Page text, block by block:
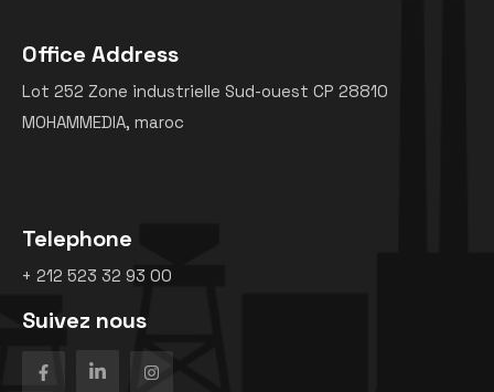
Office Address
Lot 252 Zone industrielle Sud-ouest CP 28810
MOHAMMEDIA, maroc
Telephone
+ 212 523 32 93 00
Suivez nous